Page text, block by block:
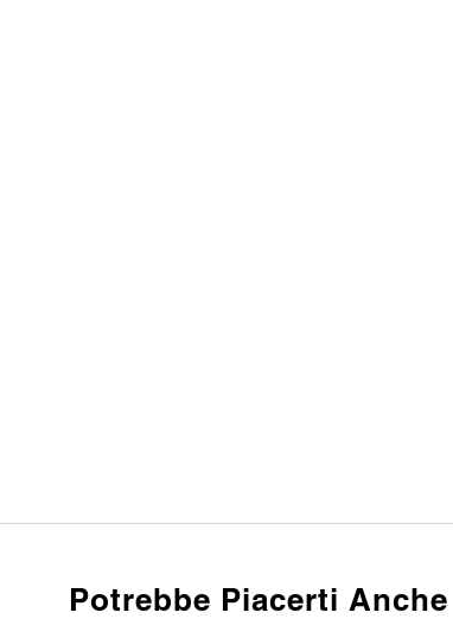
Potrebbe Piacerti Anche